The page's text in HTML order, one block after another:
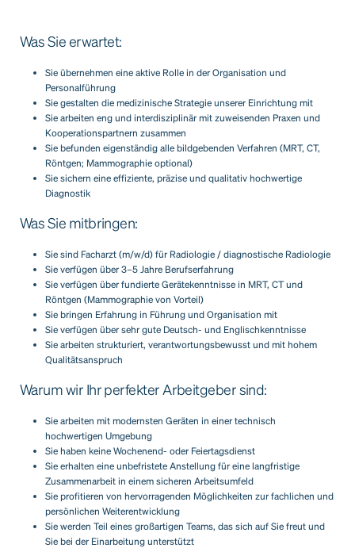
Was Sie erwartet:
Sie übernehmen eine aktive Rolle in der Organisation und
Personalführung
Sie gestalten die medizinische Strategie unserer Einrichtung mit
Sie arbeiten eng und interdisziplinär mit zuweisenden Praxen und
Kooperationspartnern zusammen
Sie befunden eigenständig alle bildgebenden Verfahren (MRT, CT,
Röntgen; Mammographie optional)
Sie sichern eine effiziente, präzise und qualitativ hochwertige
Diagnostik
Was Sie mitbringen:
Sie sind Facharzt (m/w/d) für Radiologie / diagnostische Radiologie
Sie verfügen über 3–5 Jahre Berufserfahrung
Sie verfügen über fundierte Gerätekenntnisse in MRT, CT und
Röntgen (Mammographie von Vorteil)
Sie bringen Erfahrung in Führung und Organisation mit
Sie verfügen über sehr gute Deutsch- und Englischkenntnisse
Sie arbeiten strukturiert, verantwortungsbewusst und mit hohem
Qualitätsanspruch
Warum wir Ihr perfekter Arbeitgeber sind:
Sie arbeiten mit modernsten Geräten in einer technisch
hochwertigen Umgebung
Sie haben keine Wochenend- oder Feiertagsdienst
Sie erhalten eine unbefristete Anstellung für eine langfristige
Zusammenarbeit in einem sicheren Arbeitsumfeld
Sie profitieren von hervorragenden Möglichkeiten zur fachlichen und
persönlichen Weiterentwicklung
Sie werden Teil eines großartigen Teams, das sich auf Sie freut und
Sie bei der Einarbeitung unterstützt